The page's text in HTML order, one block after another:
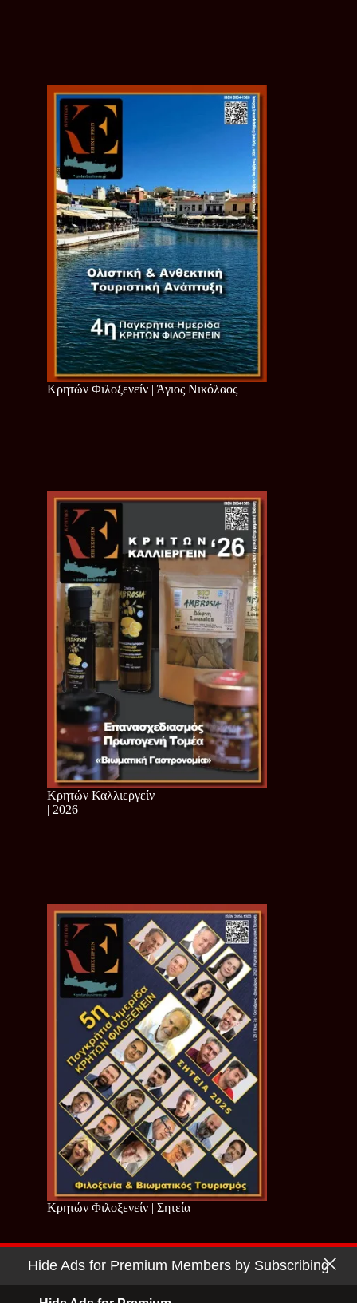
Κρητών Φιλοξενείν | Άγιος Νικόλαος
Κρητών Καλλιεργείν
| 2026
Κρητών Φιλοξενείν | Σητεία
Copyright © 2026 - Cretan Business | Κρητών Επιχειρείν
Hide Ads for Premium Members by Subscribing